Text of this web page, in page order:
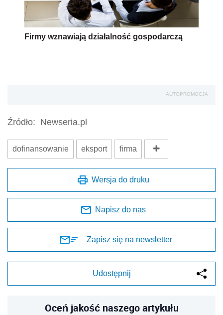
Firmy wznawiają działalność gospodarczą
AUTOPROMOCJA
Źródło: Newseria.pl
dofinansowanie eksport firma
Wersja do druku
Napisz do nas
Zapisz się na newsletter
Udostępnij
Oceń jakość naszego artykułu